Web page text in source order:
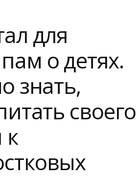
для
о детях.
знать,
своего
к